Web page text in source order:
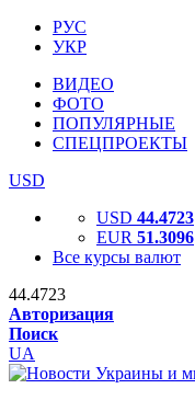
РУС
УКР
ВИДЕО
ФОТО
ПОПУЛЯРНЫЕ
СПЕЦПРОЕКТЫ
USD
USD 44.4723
EUR 51.3096
Все курсы валют
44.4723
Авторизация
Поиск
UA